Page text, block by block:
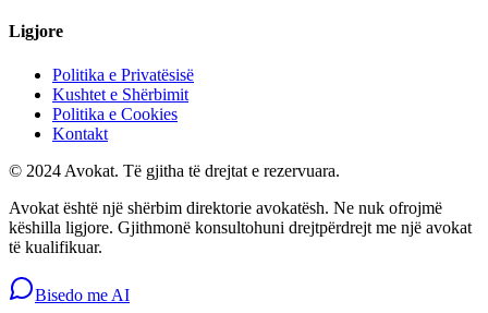
Ligjore
Politika e Privatësisë
Kushtet e Shërbimit
Politika e Cookies
Kontakt
© 2024 Avokat. Të gjitha të drejtat e rezervuara.
Avokat është një shërbim direktorie avokatësh. Ne nuk ofrojmë
këshilla ligjore. Gjithmonë konsultohuni drejtpërdrejt me një avokat
të kualifikuar.
Bisedo me AI